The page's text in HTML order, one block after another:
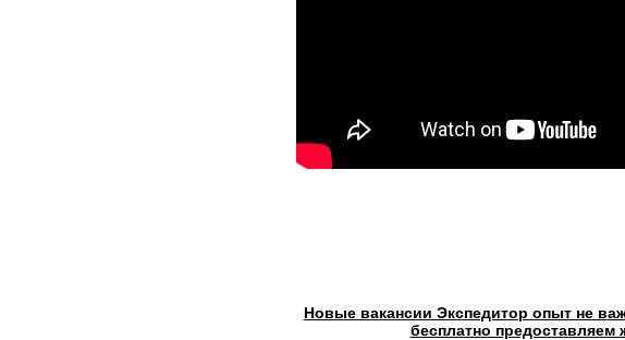
Новые вакансии Экспедитор опыт не
бесплатно предоставляем